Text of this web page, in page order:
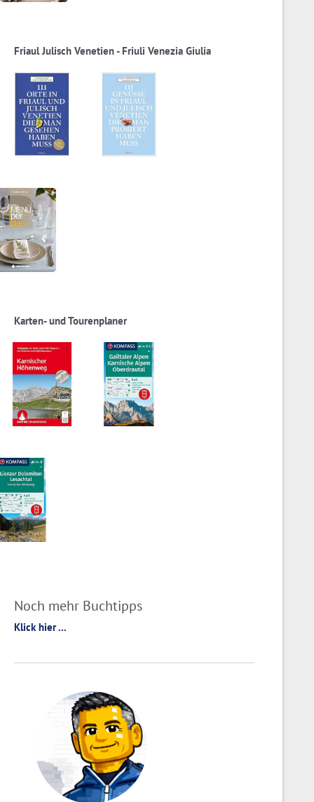
Friaul Julisch Venetien - Friuli Venezia Giulia
Karten- und Tourenplaner
Noch mehr Buchtipps
Klick hier ...